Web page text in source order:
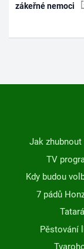
zákeřné nemoci
Jak zhubnout
TV
Kdy budou
7 pádů
Pěstování